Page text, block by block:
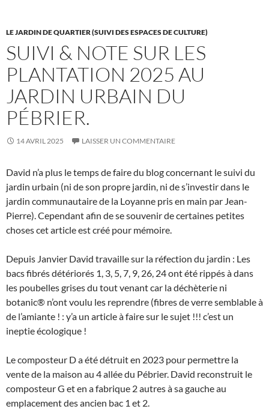
LE JARDIN DE QUARTIER (SUIVI DES ESPACES DE CULTURE)
SUIVI & NOTE SUR LES
PLANTATION 2025 AU
JARDIN URBAIN DU
PÉBRIER.
14 AVRIL 2025 LAISSER UN COMMENTAIRE
David n’a plus le temps de faire du blog concernant le suivi du
jardin urbain (ni de son propre jardin, ni de s’investir dans le
jardin communautaire de la Loyanne pris en main par Jean-
Pierre). Cependant afin de se souvenir de certaines petites
choses cet article est créé pour mémoire.
Depuis Janvier David travaille sur la réfection du jardin : Les
bacs fibrés détériorés 1, 3, 5, 7, 9, 26, 24 ont été rippés à dans
les poubelles grises du tout venant car la déchèterie ni
botanic® n’ont voulu les reprendre (fibres de verre semblable à
de l’amiante ! : y’a un article à faire sur le sujet !!! c’est un
ineptie écologique !
Le composteur D a été détruit en 2023 pour permettre la
vente de la maison au 4 allée du Pébrier. David reconstruit le
composteur G et en a fabrique 2 autres à sa gauche au
emplacement des ancien bac 1 et 2.